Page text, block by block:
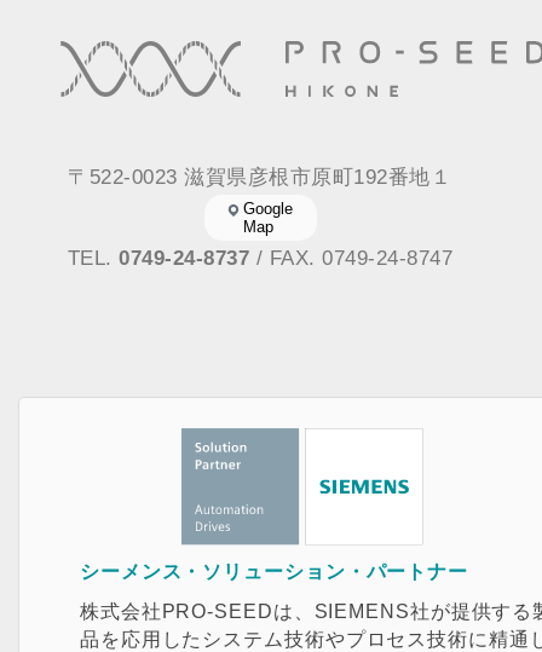
〒522-0023 滋賀県彦根市原町192番地１
Google
Map
TEL.0749-24-8737 / FAX. 0749-24-8747
シーメンス・ソリューション・パートナー
株式会社PRO-SEEDは、SIEMENS社が提供する
品を応用したシステム技術やプロセス技術に精通